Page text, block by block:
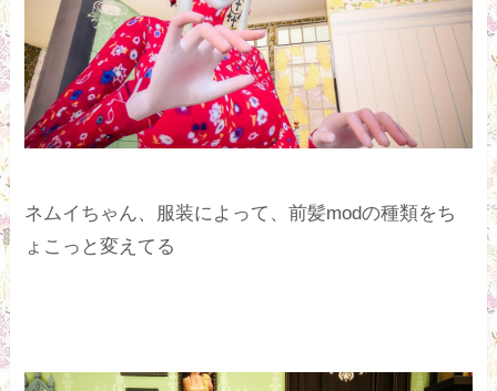
ネムイちゃん、服装によって、前髪modの種類をち
ょこっと変えてる